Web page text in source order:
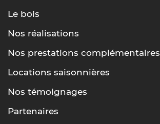
Le bois
Nos réalisations
Nos prestations complémentaires
Locations saisonnières
Nos témoignages
Partenaires